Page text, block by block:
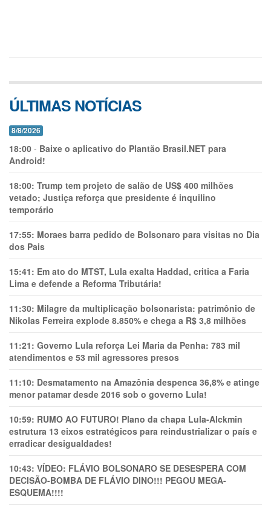
ÚLTIMAS NOTÍCIAS
8/8/2026
18:00 - Baixe o aplicativo do Plantão Brasil.NET para
Android!
18:00: Trump tem projeto de salão de US$ 400 milhões
vetado; Justiça reforça que presidente é inquilino
temporário
17:55: Moraes barra pedido de Bolsonaro para visitas no Dia
dos Pais
15:41: Em ato do MTST, Lula exalta Haddad, critica a Faria
Lima e defende a Reforma Tributária!
11:30: Milagre da multiplicação bolsonarista: patrimônio de
Nikolas Ferreira explode 8.850% e chega a R$ 3,8 milhões
11:21: Governo Lula reforça Lei Maria da Penha: 783 mil
atendimentos e 53 mil agressores presos
11:10: Desmatamento na Amazônia despenca 36,8% e atinge
menor patamar desde 2016 sob o governo Lula!
10:59: RUMO AO FUTURO! Plano da chapa Lula-Alckmin
estrutura 13 eixos estratégicos para reindustrializar o país e
erradicar desigualdades!
10:43: VÍDEO: FLÁVIO BOLSONARO SE DESESPERA COM
DECISÃO-BOMBA DE FLÁVIO DINO!!! PEGOU MEGA-
ESQUEMA!!!!